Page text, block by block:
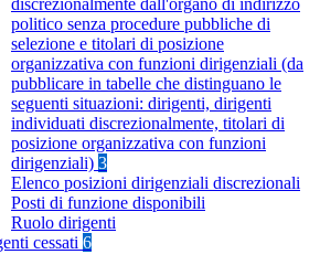
discrezionalmente dall'organo di indirizzo
politico senza procedure pubbliche di
selezione e titolari di posizione
organizzativa con funzioni dirigenziali (da
pubblicare in tabelle che distinguano le
seguenti situazioni: dirigenti, dirigenti
individuati discrezionalmente, titolari di
posizione organizzativa con funzioni
dirigenziali) 3
Elenco posizioni dirigenziali discrezionali
Posti di funzione disponibili
Ruolo dirigenti
cessati 6